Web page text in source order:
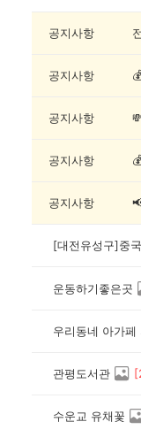
동
공지사항
공지사항
공지사항
공지사항
공지사항
[대전유성구]중
운동하기좋은곳
우리동네 아가페
관평도서관 [
수운교 유채꽃